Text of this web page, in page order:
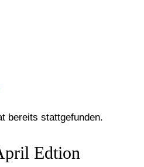
bereits stattgefunden.
Edtion